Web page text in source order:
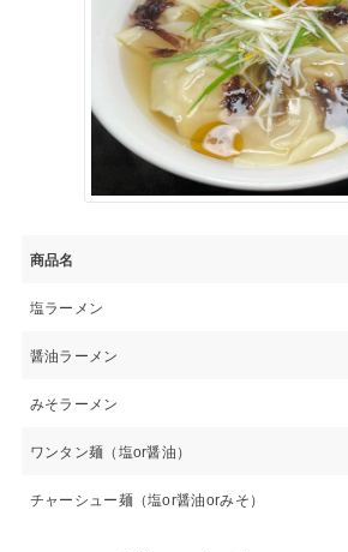
商品名
塩ラーメン
醤油ラーメン
みそラーメン
ワンタン麺（塩or醤油）
チャーシュー麺（塩or醤油orみそ）